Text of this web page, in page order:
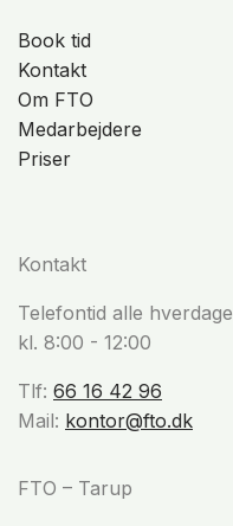
Book tid
Kontakt
Om FTO
Medarbejdere
Priser
Kontakt
Telefontid alle hverdage
kl. 8:00 - 12:00
Tlf: 66 16 42 96
Mail: kontor@fto.dk
FTO – Tarup